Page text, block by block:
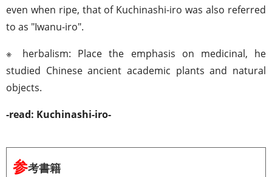
even when ripe, that of Kuchinashi-iro was also referred
to as "Iwanu-iro".
※ herbalism: Place the emphasis on medicinal, he
studied Chinese ancient academic plants and natural
objects.
-read: Kuchinashi-iro-
参考書籍